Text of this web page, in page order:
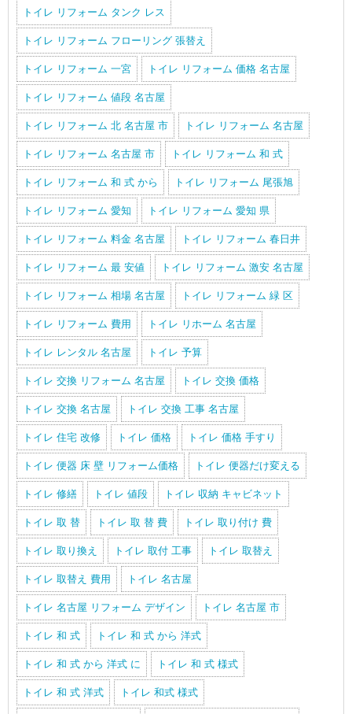
トイレ リフォーム タンク レス
トイレ リフォーム フローリング 張替え
トイレ リフォーム 一宮 トイレ リフォーム 価格 名古屋
トイレ リフォーム 値段 名古屋
トイレ リフォーム 北 名古屋 市 トイレ リフォーム 名古屋
トイレ リフォーム 名古屋 市 トイレ リフォーム 和 式
トイレ リフォーム 和 式 から トイレ リフォーム 尾張旭
トイレ リフォーム 愛知 トイレ リフォーム 愛知 県
トイレ リフォーム 料金 名古屋 トイレ リフォーム 春日井
トイレ リフォーム 最 安値 トイレ リフォーム 激安 名古屋
トイレ リフォーム 相場 名古屋 トイレ リフォーム 緑 区
トイレ リフォーム 費用 トイレ リホーム 名古屋
トイレ レンタル 名古屋 トイレ 予算
トイレ 交換 リフォーム 名古屋 トイレ 交換 価格
トイレ 交換 名古屋 トイレ 交換 工事 名古屋
トイレ 住宅 改修 トイレ 価格 トイレ 価格 手すり
トイレ 便器 床 壁 リフォーム価格 トイレ 便器だけ変える
トイレ 修繕 トイレ 値段 トイレ 収納 キャビネット
トイレ 取 替 トイレ 取 替 費 トイレ 取り付け 費
トイレ 取り換え トイレ 取付 工事 トイレ 取替え
トイレ 取替え 費用 トイレ 名古屋
トイレ 名古屋 リフォーム デザイン トイレ 名古屋 市
トイレ 和 式 トイレ 和 式 から 洋式
トイレ 和 式 から 洋式 に トイレ 和 式 様式
トイレ 和 式 洋式 トイレ 和式 様式